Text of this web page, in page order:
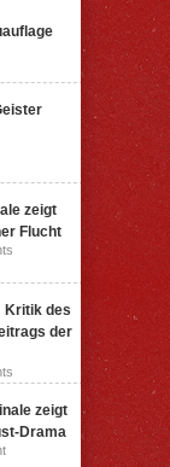
zeigt
Flucht
Kritik des
der
zeigt
Drama